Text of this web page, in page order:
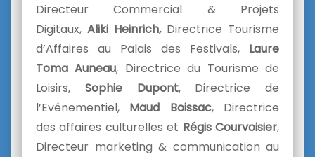
Directeur Commercial & Projets
Digitaux, Aliki Heinrich, Directrice Tourisme
d’Affaires au Palais des Festivals, Laure
Toma Auneau, Directrice du Tourisme de
Loisirs, Sophie Dupont, Directrice de
l’Evénementiel, Maud Boissac, Directrice
des affaires culturelles et Régis Courvoisier,
Directeur marketing & communication au